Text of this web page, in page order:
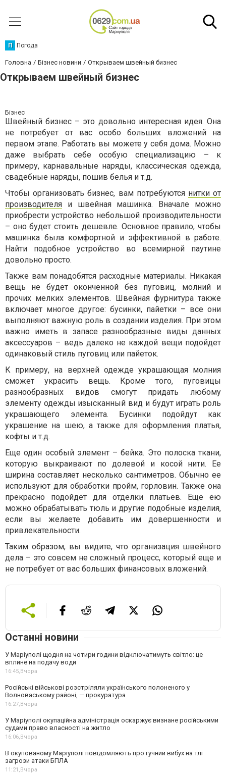
П Погода
Головна Бізнес новини Открываем швейный бизнес
Открываем швейный бизнес
Бізнес
Швейный бизнес – это довольно интересная идея. Она
не потребует от вас особо больших вложений на
первом этапе. Работать вы можете у себя дома. Можно
даже выбрать себе особую специализацию – к
примеру, карнавальные наряды, классическая одежда,
свадебные наряды, пошив белья и т.д.
Чтобы организовать бизнес, вам потребуются нитки от
производителя и швейная машинка. Вначале можно
приобрести устройство небольшой производительности
– оно будет стоить дешевле. Основное правило, чтобы
машинка была комфортной и эффективной в работе.
Найти подобное устройство во всемирной паутине
довольно просто.
Также вам понадобятся расходные материалы. Никакая
вещь не будет оконченной без пуговиц, молний и
прочих мелких элементов. Швейная фурнитура также
включает многое другое: бусинки, пайетки – все они
выполняют важную роль в создании изделия. При этом
важно иметь в запасе разнообразные виды данных
аксессуаров – ведь далеко не каждой вещи подойдет
одинаковый стиль пуговиц или пайеток.
К примеру, на верхней одежде украшающая молния
сможет украсить вещь. Кроме того, пуговицы
разнообразных видов смогут придать любому
элементу одежды изысканный вид и будут играть роль
украшающего элемента. Бусинки подойдут как
украшение на шею, а также для оформления платья,
кофты и т.д.
Еще один особый элемент – бейка. Это полоска ткани,
которую выкраивают по долевой и косой нити. Ее
ширина составляет несколько сантиметров. Обычно ее
используют для обработки пройм, горловин. Также она
прекрасно подойдет для отделки платьев. Еще ею
можно обрабатывать тюль и другие подобные изделия,
если вы желаете добавить им довершенности и
привлекательности.
Таким образом, вы видите, что организация швейного
дела – это совсем не сложный процесс, который еще и
не потребует от вас больших финансовых вложений.
Останні новини
У Маріуполі щодня на чотири години відключатимуть світло: це
вплине на подачу води
16:45,Вчора
Російські військові розстріляли українського полоненого у
Волноваському районі, — прокуратура
16:27,Вчора
У Маріуполі окупаційна адміністрація оскаржує визнане російськими
судами право власності на житло
16:06,Вчора
В окупованому Маріуполі повідомляють про гучний вибух на тлі
загрози атаки БПЛА
11:21,Вчора